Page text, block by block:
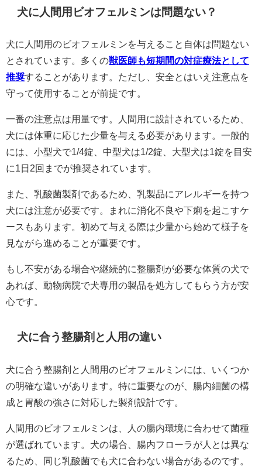
犬に人間用ビオフェルミンは問題ない？
犬に人間用のビオフェルミンを与えること自体は問題ない
とされています。多くの獣医師も短期間の対症療法として
推奨することがあります。ただし、安全とはいえ注意点を
守って使用することが前提です。
一番の注意点は用量です。人間用に設計されているため、
犬には体重に応じた少量を与える必要があります。一般的
には、小型犬で1/4錠、中型犬は1/2錠、大型犬は1錠を目安
に1日2回までが推奨されています。
また、乳酸菌製剤であるため、乳製品にアレルギーを持つ
犬には注意が必要です。まれに消化不良や下痢を起こすケ
ースもあります。初めて与える際は少量から始めて様子を
見ながら進めることが重要です。
もし不安がある場合や継続的に整腸剤が必要な体質の犬で
あれば、動物病院で犬専用の製品を処方してもらう方が安
心です。
犬に合う整腸剤と人用の違い
犬に合う整腸剤と人間用のビオフェルミンには、いくつか
の明確な違いがあります。特に重要なのが、腸内細菌の構
成と胃酸の強さに対応した製剤設計です。
人間用のビオフェルミンは、人の腸内環境に合わせて菌種
が選ばれています。犬の場合、腸内フローラが人とは異な
るため、同じ乳酸菌でも犬に合わない場合があるのです。